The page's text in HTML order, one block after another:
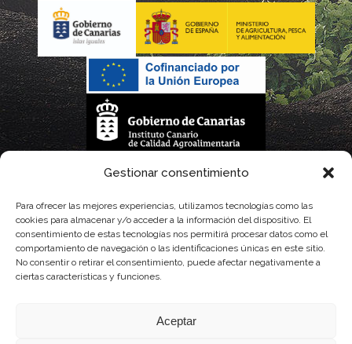
Gestionar consentimiento
Para ofrecer las mejores experiencias, utilizamos tecnologías como las
cookies para almacenar y/o acceder a la información del dispositivo. El
consentimiento de estas tecnologías nos permitirá procesar datos como el
comportamiento de navegación o las identificaciones únicas en este sitio.
No consentir o retirar el consentimiento, puede afectar negativamente a
ciertas características y funciones.
Aceptar
La gestión de la DOP Lanzarote realizada por este Consejo Regulador es financiada,
con fondos provenientes del presupuesto de gastos del Instituto Canario de
Calidad Agroalimentaria